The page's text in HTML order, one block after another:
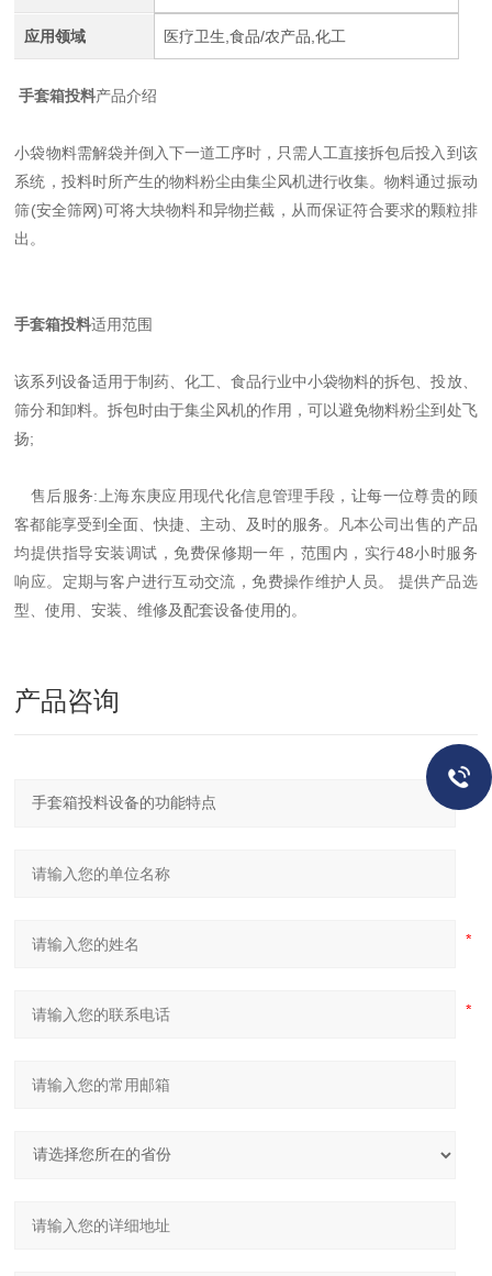
应用领域 医疗卫生,食品/农产品,化工
手套箱投料产品介绍
小袋物料需解袋并倒入下一道工序时，只需人工直接拆包后投入到该
系统，投料时所产生的物料粉尘由集尘风机进行收集。物料通过振动
筛(安全筛网)可将大块物料和异物拦截，从而保证符合要求的颗粒排
出。
手套箱投料适用范围
该系列设备适用于制药、化工、食品行业中小袋物料的拆包、投放、
筛分和卸料。拆包时由于集尘风机的作用，可以避免物料粉尘到处飞
扬;
售后服务:上海东庚应用现代化信息管理手段，让每一位尊贵的顾
客都能享受到全面、快捷、主动、及时的服务。凡本公司出售的产品
均提供指导安装调试，免费保修期一年，范围内，实行48小时服务
响应。定期与客户进行互动交流，免费操作维护人员。 提供产品选
型、使用、安装、维修及配套设备使用的。
产品咨询